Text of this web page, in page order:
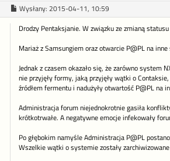
Wysłany: 2015-04-11, 10:59
Drodzy Pentaksjanie. W związku ze zmianą
Mariaż z Samsungiem oraz otwarcie P@PL na
Jednak z czasem okazało się, że zarówno system
nie przyjęły formy, jaką przyjęły wątki o
źródłem fermentu i nadużyły otwartość P@PL na
Administracja forum niejednokrotnie gasiła
krótkotrwałe. A negatywne emocje infekowały
Po głębokim namyśle Administracja P@PL
Wszelkie wątki o systemie zostały